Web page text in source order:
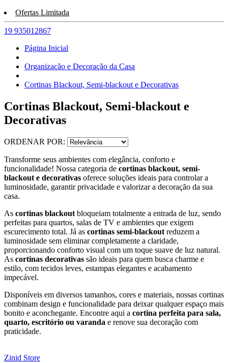
Ofertas Limitada
19 935012867
Página Inicial
Organização e Decoração da Casa
Cortinas Blackout, Semi-blackout e Decorativas
Cortinas Blackout, Semi-blackout e
Decorativas
ORDENAR POR:
Transforme seus ambientes com elegância, conforto e
funcionalidade! Nossa categoria de cortinas blackout, semi-
blackout e decorativas oferece soluções ideais para controlar a
luminosidade, garantir privacidade e valorizar a decoração da sua
casa.
As cortinas blackout bloqueiam totalmente a entrada de luz, sendo
perfeitas para quartos, salas de TV e ambientes que exigem
escurecimento total. Já as cortinas semi-blackout reduzem a
luminosidade sem eliminar completamente a claridade,
proporcionando conforto visual com um toque suave de luz natural.
As cortinas decorativas são ideais para quem busca charme e
estilo, com tecidos leves, estampas elegantes e acabamento
impecável.
Disponíveis em diversos tamanhos, cores e materiais, nossas cortinas
combinam design e funcionalidade para deixar qualquer espaço mais
bonito e aconchegante. Encontre aqui a cortina perfeita para sala,
quarto, escritório ou varanda e renove sua decoração com
praticidade.
Zinid Store